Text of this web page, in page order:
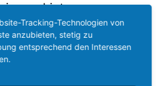
zu bieten.…
2023
Tracking-Technologien von
anzubieten, stetig zu
entsprechend den Interessen